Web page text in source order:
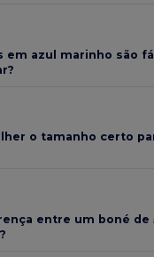
em azul marinho são
o tamanho certo
entre um boné de